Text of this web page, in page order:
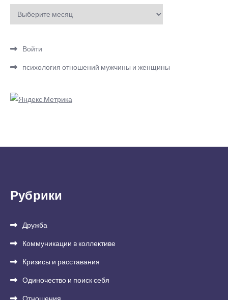
Архивы
Войти
психология отношений мужчины и женщины
Рубрики
Дружба
Коммуникации в коллективе
Кризисы и расставания
Одиночество и поиск себя